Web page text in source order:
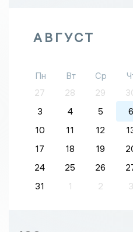
АВГУСТ
Пн Вт Ср
27
28 29
3
4 5 6
10
11 12
17
18 19
24
25 26
31
1 2 3